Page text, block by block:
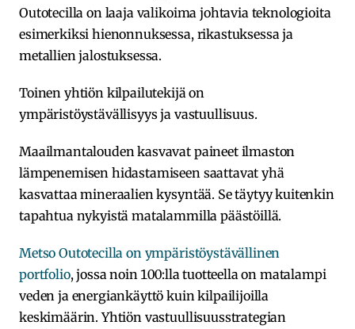
Outotecilla on laaja valikoima johtavia teknologioita
esimerkiksi hienonnuksessa, rikastuksessa ja
metallien jalostuksessa.
Toinen yhtiön kilpailutekijä on
ympäristöystävällisyys ja vastuullisuus.
Maailmantalouden kasvavat paineet ilmaston
lämpenemisen hidastamiseen saattavat yhä
kasvattaa mineraalien kysyntää. Se täytyy kuitenkin
tapahtua nykyistä matalammilla päästöillä.
Metso Outotecilla on ympäristöystävällinen
portfolio, jossa noin 100:lla tuotteella on matalampi
veden ja energiankäyttö kuin kilpailijoilla
keskimäärin. Yhtiön vastuullisuusstrategian